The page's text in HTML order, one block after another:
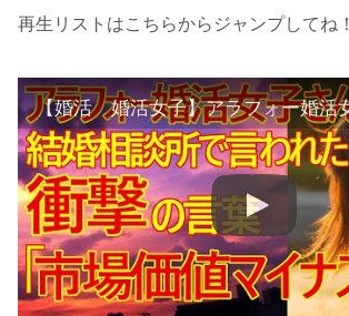
再生リストはこちらからジャンプしてね！